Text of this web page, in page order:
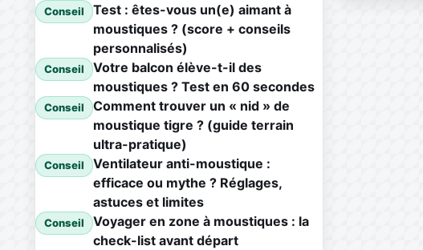
Conseil
Test : êtes-vous un(e) aimant à
moustiques ? (score + conseils
personnalisés)
Conseil
Votre balcon élève-t-il des
moustiques ? Test en 60 secondes
Conseil
Comment trouver un « nid » de
moustique tigre ? (guide terrain
ultra-pratique)
Conseil
Ventilateur anti-moustique :
efficace ou mythe ? Réglages,
astuces et limites
Conseil
Voyager en zone à moustiques : la
check-list avant départ